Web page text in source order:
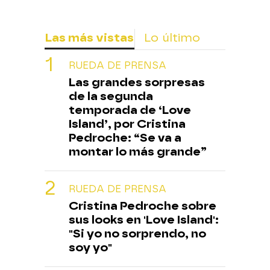
Las más vistas Lo último
RUEDA DE PRENSA
Las grandes sorpresas
de la segunda
temporada de ‘Love
Island’, por Cristina
Pedroche: “Se va a
montar lo más grande”
RUEDA DE PRENSA
Cristina Pedroche sobre
sus looks en 'Love Island':
"Si yo no sorprendo, no
soy yo"